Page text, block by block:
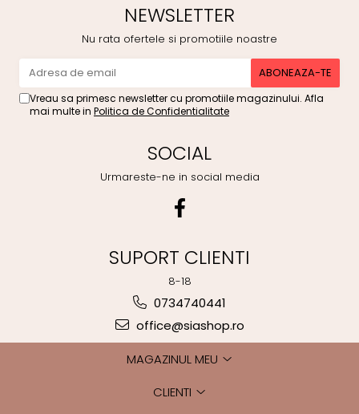
NEWSLETTER
Nu rata ofertele si promotiile noastre
Vreau sa primesc newsletter cu promotiile magazinului. Afla
mai multe in Politica de Confidentialitate
SOCIAL
Urmareste-ne in social media
SUPORT CLIENTI
8-18
0734740441
office@siashop.ro
MAGAZINUL MEU
CLIENTI